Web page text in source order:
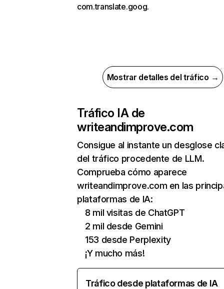
com.translate.goog.
Mostrar detalles del tráfico →
Tráfico IA de
writeandimprove.com
Consigue al instante un desglose
del tráfico procedente de LLM.
Comprueba cómo aparece
writeandimprove.com en las
plataformas de IA:
8 mil visitas de ChatGPT
2 mil desde Gemini
153 desde Perplexity
¡Y mucho más!
Tráfico desde plataformas de IA